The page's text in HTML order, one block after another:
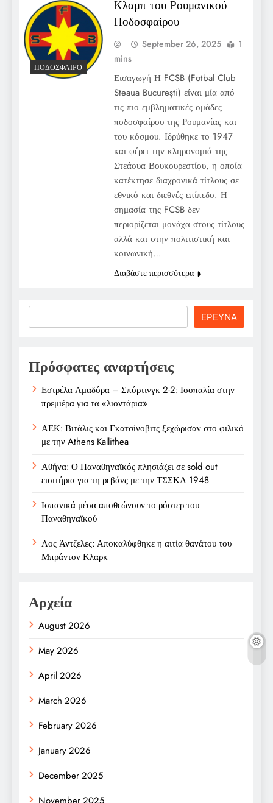
ΠΟΔΌΣΦΑΙΡΟ
Κλαμπ του Ρουμανικού
Ποδοσφαίρου
September 26, 2025
1
mins
Εισαγωγή Η FCSB (Fotbal Club
Steaua București) είναι μία από
τις πιο εμβληματικές ομάδες
ποδοσφαίρου της Ρουμανίας και
του κόσμου. Ιδρύθηκε το 1947
και φέρει την κληρονομιά της
Στεάουα Βουκουρεστίου, η οποία
κατέκτησε διαχρονικά τίτλους σε
εθνικό και διεθνές επίπεδο. Η
σημασία της FCSB δεν
περιορίζεται μονάχα στους τίτλους
αλλά και στην πολιτιστική και
κοινωνική…
Διαβάστε περισσότερα
ΕΡΕΥΝΑ
Πρόσφατες αναρτήσεις
Εστρέλα Αμαδόρα – Σπόρτινγκ 2-2: Ισοπαλία στην
πρεμιέρα για τα «λιοντάρια»
ΑΕΚ: Βιτάλις και Γκατσίνοβιτς ξεχώρισαν στο φιλικό
με την Athens Kallithea
Αθήνα: Ο Παναθηναϊκός πλησιάζει σε sold out
εισιτήρια για τη ρεβάνς με την ΤΣΣΚΑ 1948
Ισπανικά μέσα αποθεώνουν το ρόστερ του
Παναθηναϊκού
Λος Άντζελες: Αποκαλύφθηκε η αιτία θανάτου του
Μπράντον Κλαρκ
Αρχεία
August 2026
May 2026
April 2026
March 2026
February 2026
January 2026
December 2025